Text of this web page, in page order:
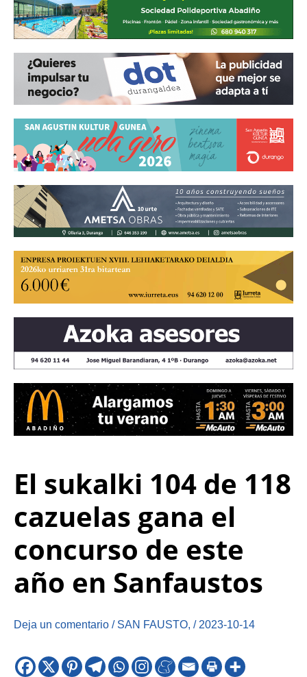
El sukalki 104 de 118
cazuelas gana el
concurso de este
año en Sanfaustos
Deja un comentario / SAN FAUSTO, / 2023-10-14